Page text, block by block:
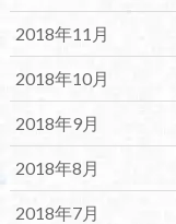
2018年11月
2018年10月
2018年9月
2018年8月
2018年7月